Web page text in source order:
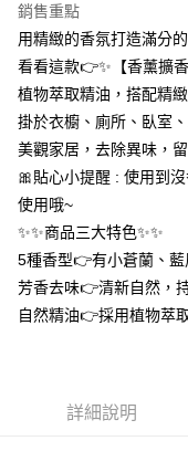
【關於「AFTEE先享後付」
AFTEE先享後付是「在收
便利好安心！
１．簡單：不需註冊會員、
２．便利：只要手機號碼，
３．安心：先確認商品／服
【「AFTEE先享後付」結
１．於結帳方式選擇「
結帳頁面，進行簡訊認證並
３．收到繳費通知簡訊後
ATM／網路銀行／等多元
※ 請注意：結帳手續完成
購買商品的店家。未經商
後付繳納相關費用。
【注意事項】
ATM付款
運送方式
全家取貨付款
每筆NT$60，滿
付款後全家取貨
每筆NT$60，滿NT$399(
7-11取貨付款
每筆NT$60，滿NT$399(
銷售重點
用精緻的香氛打造滿分
看看這款👉✨【香薰擴
植物萃取精油，搭配精
掛於衣櫥、廁所、臥室
美觀家居，去除異味，
🎀貼心小提醒 : 使用到
使用哦~
✨✨商品三大特色✨✨
5種香型👉有小蒼蘭、
芳香去味👉清新自然，
自然精油👉採用植物萃
詳細說明